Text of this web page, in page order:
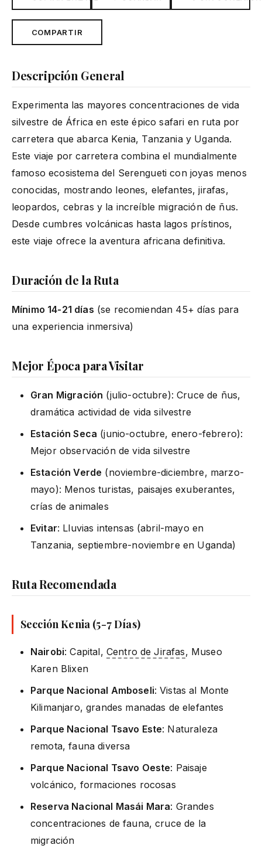
COMPARTIR
Descripción General
Experimenta las mayores concentraciones de vida
silvestre de África en este épico safari en ruta por
carretera que abarca Kenia, Tanzania y Uganda.
Este viaje por carretera combina el mundialmente
famoso ecosistema del Serengueti con joyas menos
conocidas, mostrando leones, elefantes, jirafas,
leopardos, cebras y la increíble migración de ñus.
Desde cumbres volcánicas hasta lagos prístinos,
este viaje ofrece la aventura africana definitiva.
Duración de la Ruta
Mínimo 14-21 días (se recomiendan 45+ días para
una experiencia inmersiva)
Mejor Época para Visitar
Gran Migración (julio-octubre): Cruce de ñus,
dramática actividad de vida silvestre
Estación Seca (junio-octubre, enero-febrero):
Mejor observación de vida silvestre
Estación Verde (noviembre-diciembre, marzo-
mayo): Menos turistas, paisajes exuberantes,
crías de animales
Evitar: Lluvias intensas (abril-mayo en
Tanzania, septiembre-noviembre en Uganda)
Ruta Recomendada
Sección Kenia (5-7 Días)
Nairobi: Capital, Centro de Jirafas, Museo
Karen Blixen
Parque Nacional Amboseli: Vistas al Monte
Kilimanjaro, grandes manadas de elefantes
Parque Nacional Tsavo Este: Naturaleza
remota, fauna diversa
Parque Nacional Tsavo Oeste: Paisaje
volcánico, formaciones rocosas
Reserva Nacional Masái Mara: Grandes
concentraciones de fauna, cruce de la
migración